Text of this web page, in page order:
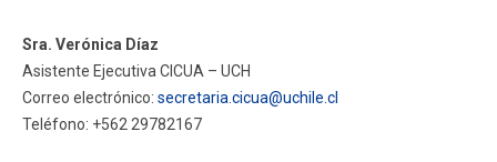
Sra. Verónica Díaz
Asistente Ejecutiva CICUA – UCH
Correo electrónico: secretaria.cicua@uchile.cl
Teléfono: +562 29782167